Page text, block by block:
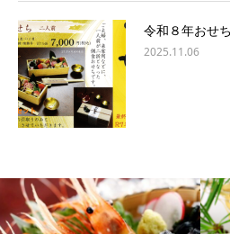
令和８年おせ
2025.11.06